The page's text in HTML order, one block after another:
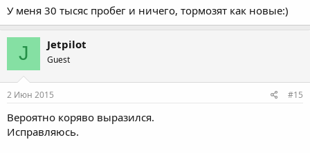
У меня 30 тысяс пробег и ничего, тормозят как новые:)
J Jetpilot
Guest
2 Июн 2015 #15
Вероятно коряво выразился.
Исправляюсь.